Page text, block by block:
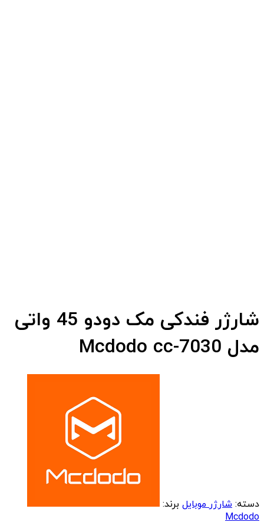
شارژر فندکی مک دودو 45 واتی
مدل Mcdodo cc-7030
دسته: شارژر موبایل برند:
Mcdodo